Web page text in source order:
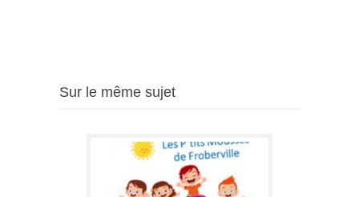
Sur le même sujet